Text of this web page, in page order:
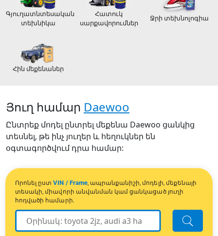
Գյուղատնտեսական
տեխնիկա
Հատուկ
սարքավորումներ
Ջրի տեխնոլոգիա
Հին մեքենաներ
Յուղ համար Daewoo
Ընտրեք մոդել ընտրել մեքենա Daewoo ցանկից
տեսնել, թե ինչ յուղեր և հեղուկներ են
օգտագործվում դրա համար:
Որոնել ըստVIN / Frame, ապրանքանիշի, մոդելի, մեքենայի
տեսակի, միավորի անվանման կամ ցանկացած յուղի
հոդվածի համարի.